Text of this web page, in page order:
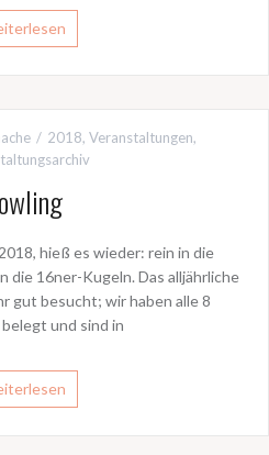
2018, Veranstaltungen,
hieß es wieder: rein in die
die 16ner-Kugeln. Das alljährliche
gut besucht; wir haben alle 8
und sind in